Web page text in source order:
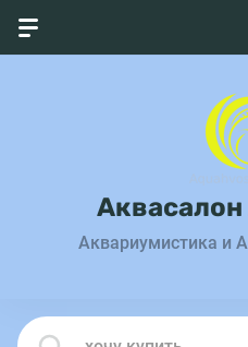
Аквариумистика и